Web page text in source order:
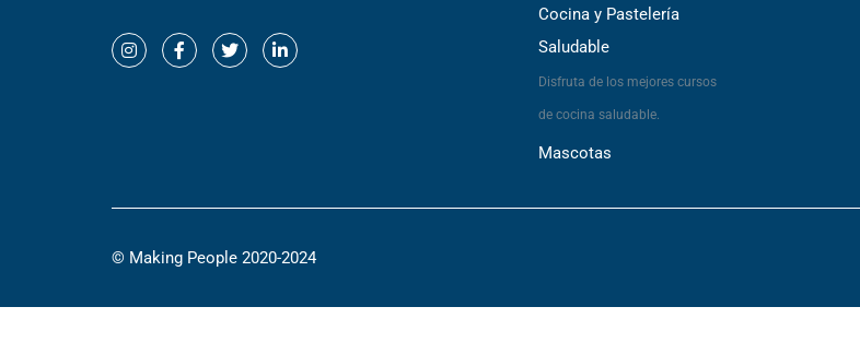
Cocina y Pastelería
Saludable
Disfruta de los mejores cursos
de cocina saludable.
Mascotas
© Making People 2020-2024